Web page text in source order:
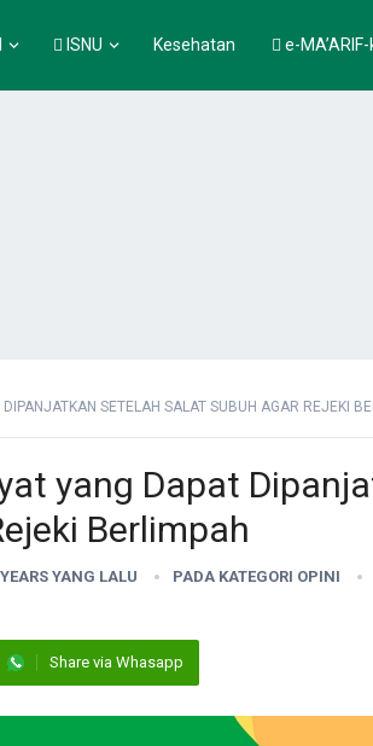
ISNU Kesehatan e-
SETELAH SALAT SUBUH AGAR REJEKI
yang Dapat
Berlimpah
YANG LALU PADA KATEGORI OPINI
Share via Whasapp